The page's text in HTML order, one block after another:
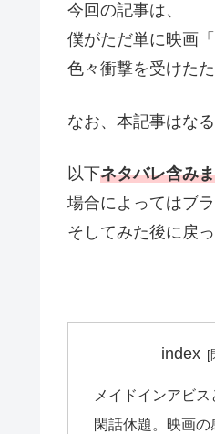
今回の記事は、
僕がただ単に映画
色々衝撃を受けた
なお、本記事はな
以下ネタバレ含み
場合によってはブ
そしてみた後に戻
index
メイドインアビス
閑話休題。映画の